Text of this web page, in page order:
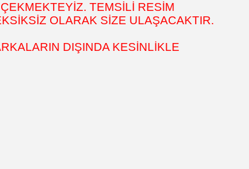
TEMSİLİ RESİM
OLARAK SİZE ULAŞACAKTIR.
DIŞINDA KESİNLİKLE